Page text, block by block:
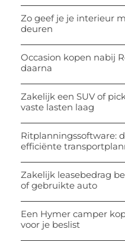
Zo geef je je interieur
deuren
Occasion kopen nabij
daarna
Zakelijk een SUV of
vaste lasten laag
Ritplanningssoftware:
efficiënte
Zakelijk leasebedrag
of gebruikte auto
Een Hymer camper
voor je beslist